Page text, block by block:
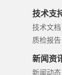
技术支
技术文档
质检报告
新闻资
新闻动态